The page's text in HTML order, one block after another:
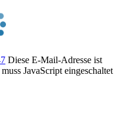
Diese E-Mail-Adresse ist
JavaScript eingeschaltet